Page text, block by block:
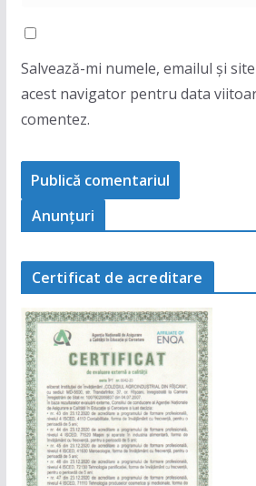
Salvează-mi numele, emailul și
acest navigator pentru data
comentez.
Anunţuri
Certificat de acreditare